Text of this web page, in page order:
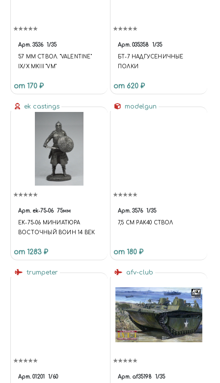
Арт. 3536 1/35
57 ММ СТВОЛ. "VALENTINE"
IX/X MKIII "VM"
от 170 ₽
Арт. 035358 1/35
БТ-7 НАДГУСЕНИЧНЫЕ
ПОЛКИ
от 620 ₽
ek castings
Арт. ek-75-06 75мм
EK-75-06 МИНИАТЮРА
ВОСТОЧНЫЙ ВОИН 14 ВЕК
от 1283 ₽
modelgun
Арт. 3576 1/35
7,5 СМ PAK40 СТВОЛ
от 180 ₽
trumpeter
Арт. 01201 1/60
afv-club
Арт. af35198 1/35